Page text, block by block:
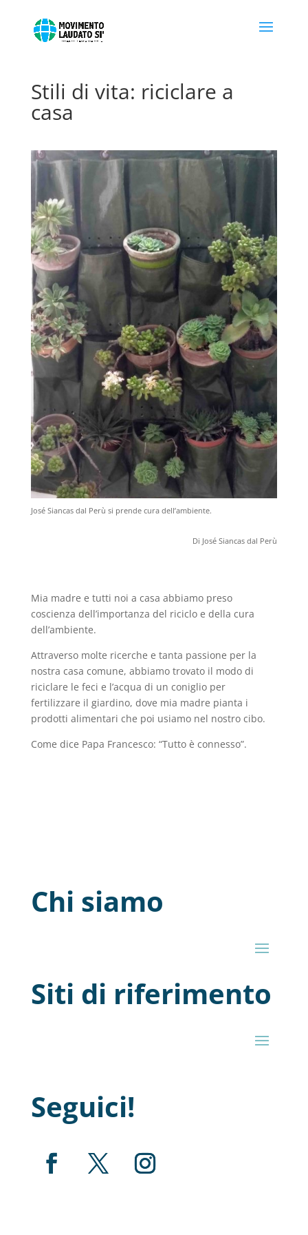
Stili di vita: riciclare a
casa
José Siancas dal Perù si prende cura dell’ambiente.
Di José Siancas dal Perù
Mia madre e tutti noi a casa abbiamo preso
coscienza dell’importanza del riciclo e della cura
dell’ambiente.
Attraverso molte ricerche e tanta passione per la
nostra casa comune, abbiamo trovato il modo di
riciclare le feci e l’acqua di un coniglio per
fertilizzare il giardino, dove mia madre pianta i
prodotti alimentari che poi usiamo nel nostro cibo.
Come dice Papa Francesco: “Tutto è connesso”.
Chi siamo
Siti di riferimento
Seguici!